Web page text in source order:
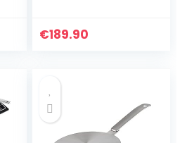
kookplaat met
€189.90